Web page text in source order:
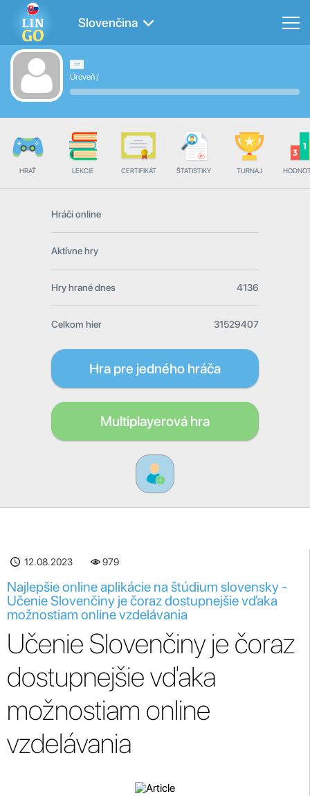
Slovenčina
Úroveň/
HRAŤ LEKCIE CERTIFIKÁT ŠTATISTIKY TURNAJ
Hráči online
Aktívne hry
Hry hrané dnes 4136
Celkom hier 31529407
Hra pre jedného hráča
Multiplayerová hra
12.08.2023 979
Najlepšie online aplikácie na štúdium slovensky -
Učenie Slovenčiny je čoraz dostupnejšie vďaka
možnostiam online vzdelávania
Učenie Slovenčiny je čoraz
dostupnejšie vďaka
možnostiam online
vzdelávania